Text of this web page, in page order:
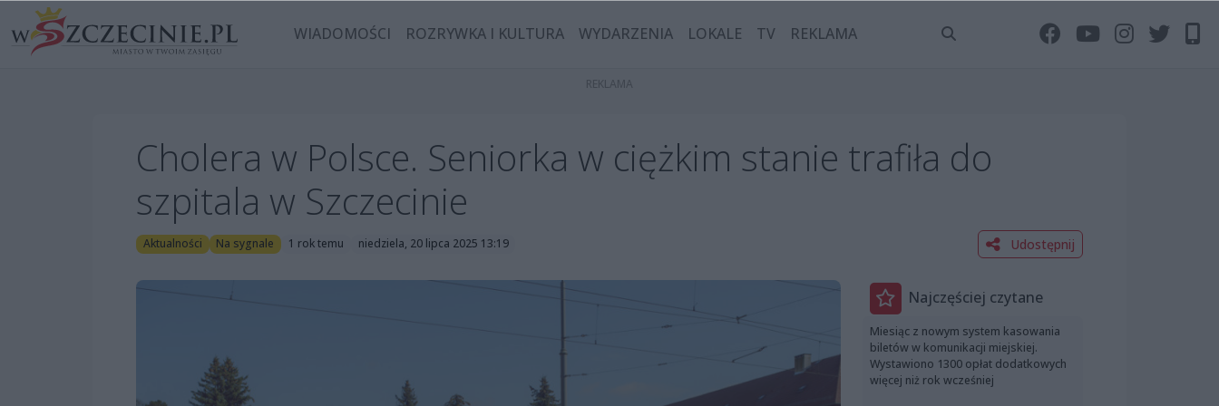
WIADOMOŚCI ROZRYWKA I KULTURA WYDARZENIA LOKALE TV REKLAMA
Cholera w Polsce. Seniorka w ciężkim stanie trafiła do
szpitala w Szczecinie
Aktualności Na sygnale 1 rok temu niedziela, 20 lipca 2025 13:19 Udostępnij
Najczęściej czytane
Miesiąc z nowym system kasowania
biletów w komunikacji miejskiej.
Wystawiono 1300 opłat dodatkowych
więcej niż rok wcześniej